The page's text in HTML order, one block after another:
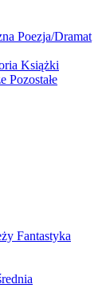
Poezja/Dramat
Książki
Pozostałe
Fantastyka